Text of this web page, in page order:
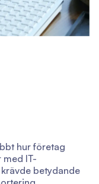
hur företag
IT-
betydande